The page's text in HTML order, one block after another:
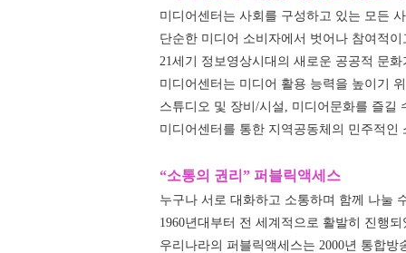
미디어센터는 사회를 구성하고 있는 모든
단순한 미디어 소비자에서 벗어나 참여적
21세기 정보영상시대의 새로운 공공적 문
미디어센터는 미디어 활용 능력을 높이기
스튜디오 및 장비/시설, 미디어문화를 즐길
미디어센터를 통한 지역공동체의 민주적
“소통의 권리” 퍼블릭액세스
누구나 서로 대화하고 소통하며 함께 나눌
1960년대부터 전 세계적으로 활발히 진행
우리나라의 퍼블릭액세스는 2000년 통합